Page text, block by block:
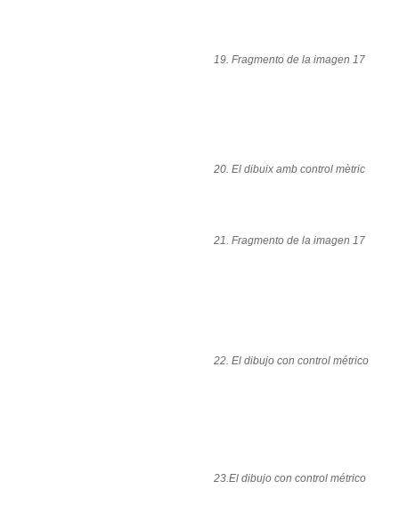
19. Fragmento de la imagen 17
20. El dibuix amb control mètric
21. Fragmento de la imagen 17
22. El dibujo con control métrico
23.El dibujo con control métrico